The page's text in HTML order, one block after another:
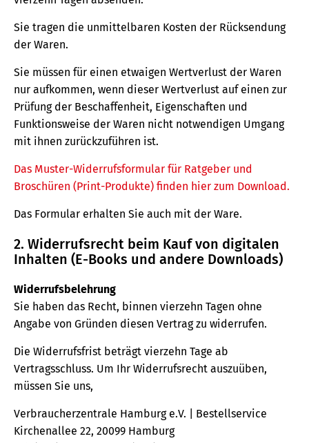
Sie tragen die unmittelbaren Kosten der Rücksendung
der Waren.
Sie müssen für einen etwaigen Wertverlust der Waren
nur aufkommen, wenn dieser Wertverlust auf einen zur
Prüfung der Beschaffenheit, Eigenschaften und
Funktionsweise der Waren nicht notwendigen Umgang
mit ihnen zurückzuführen ist.
Das Muster-Widerrufsformular für Ratgeber und
Broschüren (Print-Produkte) finden hier zum Download.
Das Formular erhalten Sie auch mit der Ware.
2. Widerrufsrecht beim Kauf von digitalen
Inhalten (E-Books und andere Downloads)
Widerrufsbelehrung
Sie haben das Recht, binnen vierzehn Tagen ohne
Angabe von Gründen diesen Vertrag zu widerrufen.
Die Widerrufsfrist beträgt vierzehn Tage ab
Vertragsschluss. Um Ihr Widerrufsrecht auszuüben,
müssen Sie uns,
Verbraucherzentrale Hamburg e.V. | Bestellservice
Kirchenallee 22, 20099 Hamburg